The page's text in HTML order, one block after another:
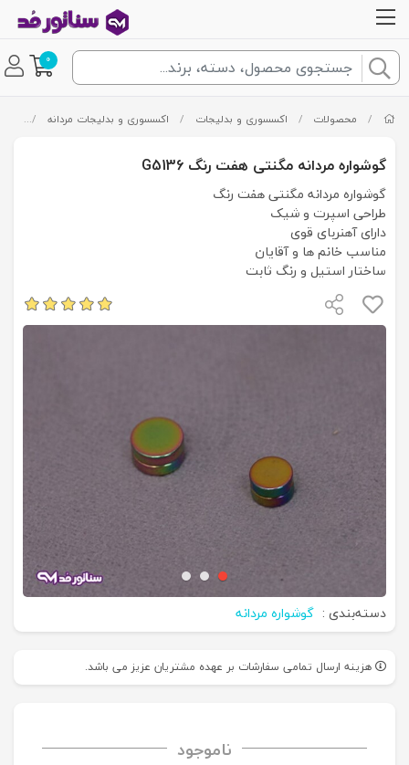
0
/ محصولات / اکسسوری و بدلیجات / اکسسوری و بدلیجات مردانه /
گوشواره مردانه مگنتی هفت رنگ G5136
گوشواره مردانه مگنتی هفت رنگ
طراحی اسپرت و شیک
دارای آهنربای قوی
مناسب خانم ها و آقایان
ساختار استیل و رنگ ثابت
دسته‌بندی : گوشواره مردانه
هزینه ارسال تمامی سفارشات بر عهده مشتریان عزیز می باشد.
ناموجود